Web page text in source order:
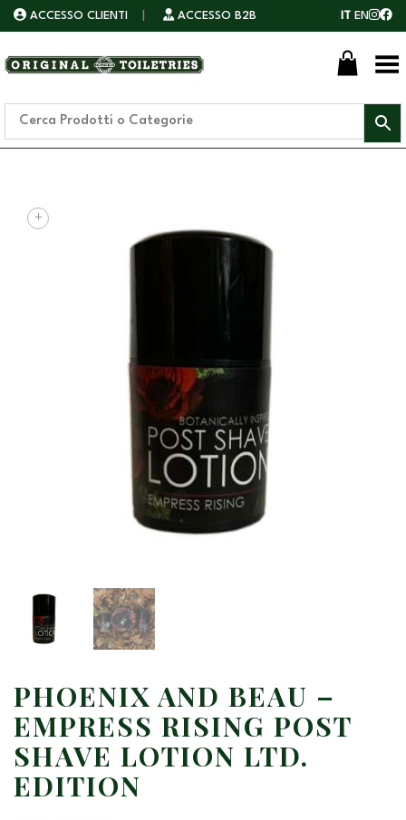
ACCESSO CLIENTI ACCESSO B2B IT EN
Toggle Menu
+
PHOENIX AND BEAU –
EMPRESS RISING POST
SHAVE LOTION LTD.
EDITION